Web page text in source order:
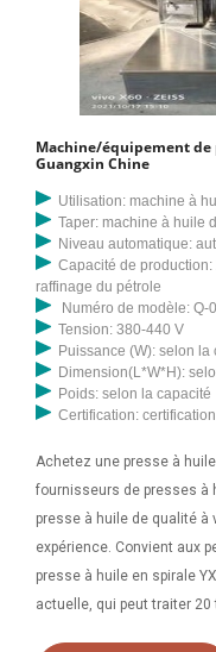
Machine/équipement de
Guangxin Chine
Utilisation: machine à
Taper: machine à huile
Niveau automatique:
Capacité de
raffinage du pétrole
Numéro de modèle: Q-
Tension: 380-440 V
Puissance (W): selon
Dimension(L*W*H):
Poids: selon la capacité
Certification:
Achetez une presse à
fournisseurs de presses à
presse à huile de qualité à
expérience. Convient aux
presse à huile en spirale
actuelle, qui peut traiter 20